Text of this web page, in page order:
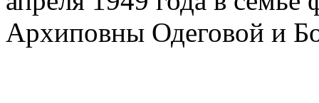
Архиповны Одеговой и